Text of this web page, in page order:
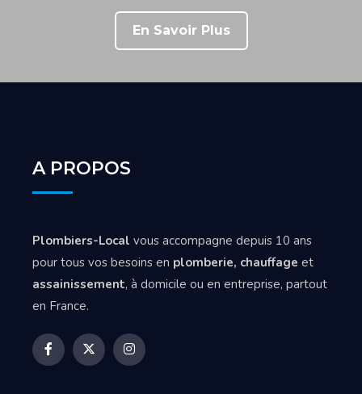
En Savoir Plus
A PROPOS
Plombiers-Local vous accompagne depuis 10 ans
pour tous vos besoins en plomberie, chauffage et
assainissement, à domicile ou en entreprise, partout
en France.